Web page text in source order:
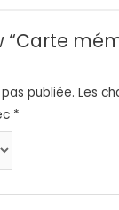
“Carte
publiée. Les
*